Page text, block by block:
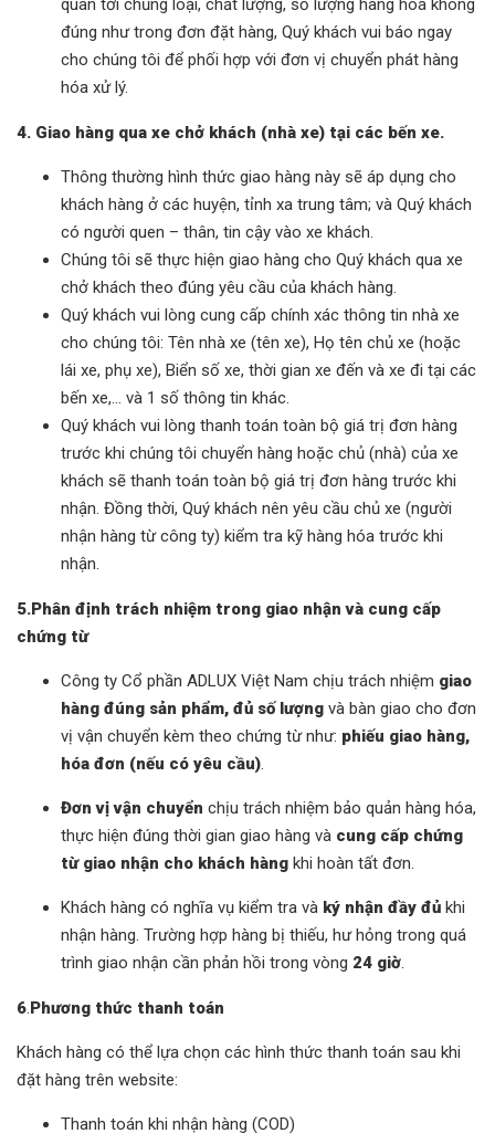
quan tới chủng loại, chất lượng, số lượng hàng hoá không
đúng như trong đơn đặt hàng, Quý khách vui báo ngay
cho chúng tôi để phối hợp với đơn vị chuyển phát hàng
hóa xử lý.
4. Giao hàng qua xe chở khách (nhà xe) tại các bến xe.
Thông thường hình thức giao hàng này sẽ áp dụng cho
khách hàng ở các huyện, tỉnh xa trung tâm; và Quý khách
có người quen – thân, tin cậy vào xe khách.
Chúng tôi sẽ thực hiện giao hàng cho Quý khách qua xe
chở khách theo đúng yêu cầu của khách hàng.
Quý khách vui lòng cung cấp chính xác thông tin nhà xe
cho chúng tôi: Tên nhà xe (tên xe), Họ tên chủ xe (hoặc
lái xe, phụ xe), Biển số xe, thời gian xe đến và xe đi tại các
bến xe,… và 1 số thông tin khác.
Quý khách vui lòng thanh toán toàn bộ giá trị đơn hàng
trước khi chúng tôi chuyển hàng hoặc chủ (nhà) của xe
khách sẽ thanh toán toàn bộ giá trị đơn hàng trước khi
nhận. Đồng thời, Quý khách nên yêu cầu chủ xe (người
nhận hàng từ công ty) kiểm tra kỹ hàng hóa trước khi
nhận.
5.Phân định trách nhiệm trong giao nhận và cung cấp
chứng từ
Công ty Cổ phần ADLUX Việt Nam chịu trách nhiệm giao
hàng đúng sản phẩm, đủ số lượng và bàn giao cho đơn
vị vận chuyển kèm theo chứng từ như: phiếu giao hàng,
hóa đơn (nếu có yêu cầu).
Đơn vị vận chuyển chịu trách nhiệm bảo quản hàng hóa,
thực hiện đúng thời gian giao hàng và cung cấp chứng
từ giao nhận cho khách hàng khi hoàn tất đơn.
Khách hàng có nghĩa vụ kiểm tra và ký nhận đầy đủ khi
nhận hàng. Trường hợp hàng bị thiếu, hư hỏng trong quá
trình giao nhận cần phản hồi trong vòng 24 giờ.
6.Phương thức thanh toán
Khách hàng có thể lựa chọn các hình thức thanh toán sau khi
đặt hàng trên website:
Thanh toán khi nhận hàng (COD)